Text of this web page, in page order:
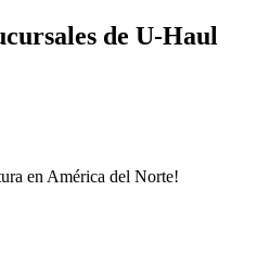
de U-Haul
en América del Norte!